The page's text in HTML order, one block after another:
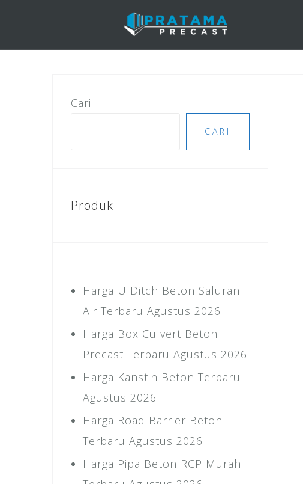
content
Cari
CARI
Produk
Harga U Ditch Beton Saluran
Air Terbaru Agustus 2026
Harga Box Culvert Beton
Precast Terbaru Agustus 2026
Harga Kanstin Beton Terbaru
Agustus 2026
Harga Road Barrier Beton
Terbaru Agustus 2026
Harga Pipa Beton RCP Murah